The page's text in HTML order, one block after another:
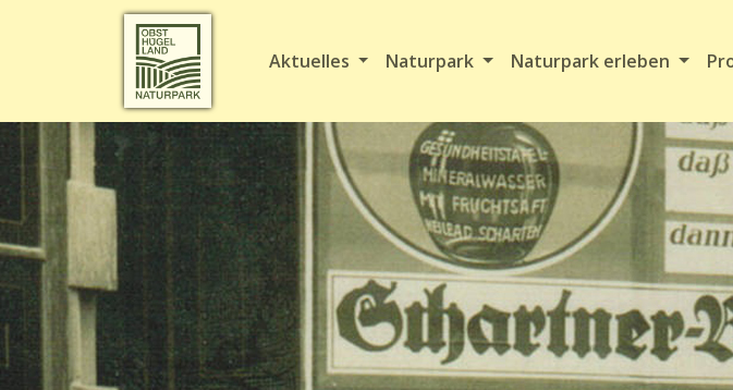
Aktuelles Naturpark Naturpark erleben